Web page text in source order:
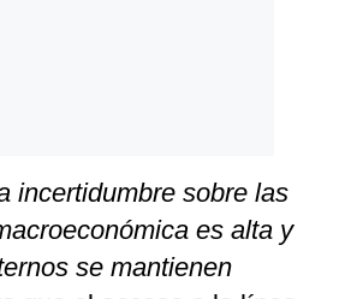
incertidumbre sobre las
es alta y
se mantienen